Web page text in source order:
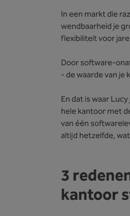
In een markt die
wendbaarheid je
flexibiliteit voor
Door software-
- de waarde van
En dat is waar
hele kantoor met
van één
altijd hetzelfde,
3
kantoor